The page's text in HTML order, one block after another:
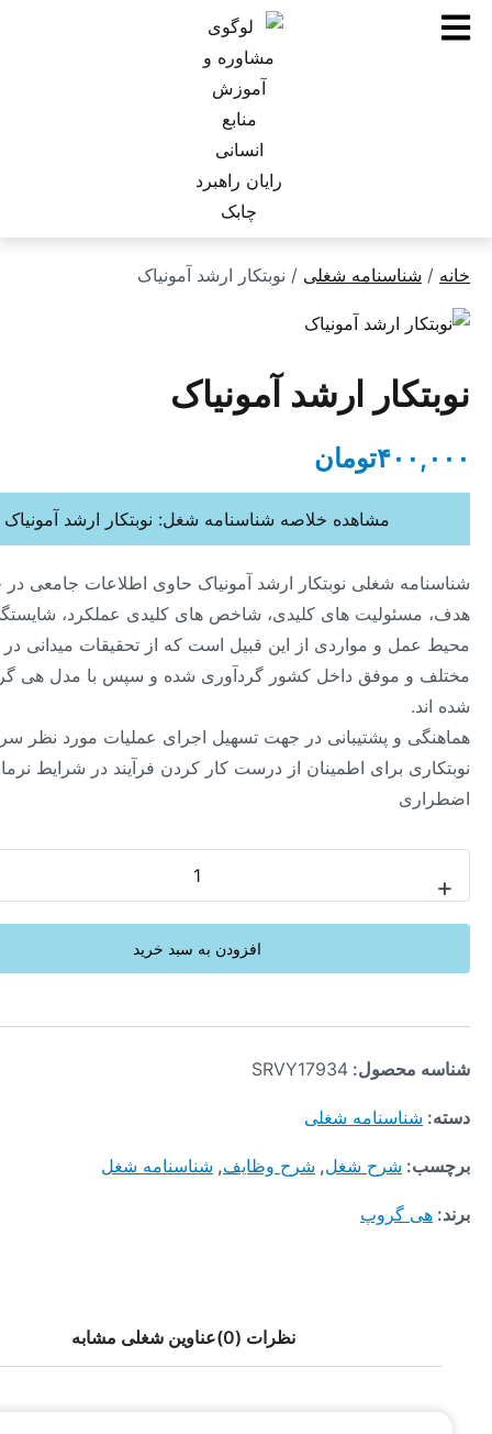
شغلی/ نوبتکار ارشد آمونیاک
ارشد آمونیاک
تومان
شغلی نوبتکار ارشد آمونیاک حاوی اطلاعات جامعی در خصوص
های کلیدی، شاخص های کلیدی عملکرد، شایستگی ها،
و مواردی از این قبیل است که از تحقیقات میدانی در صنایع
موفق داخل کشور گردآوری شده و سپس با مدل هی گروپ تحلیل
و پشتیبانی در جهت تسهیل اجرای عملیات مورد نظر سرپرست
برای اطمینان از درست کار کردن فرآیند در شرایط نرمال و
مشاهده خلاصه شناسنامه شغل: نوبتکار ارشد آمونیاک
افزودن به سبد خرید
محصول:SRVY17934
شغلی
شرح شغل ,شرح وظایف, شناسنامه شغل
گروپ
عناوین شغلی مشابه